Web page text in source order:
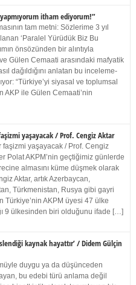
itham ediyorum!”
tam metni: Sözlerime 3 yıl
‘Paralel Yürüdük Biz Bu
önsözünden bir alıntıyla
Gülen Cemaati arasındaki mafyatik
dağıldığını anlatan bu inceleme-
“Türkiye’yi siyasal ve toplumsal
ile Gülen Cemaati’nin
yaşayacak / Prof. Cengiz Aktar
yaşayacak / Prof. Cengiz
Polat AKPM’nin geçtiğimiz günlerde
almasını küme düşmek olarak
Aktar, artık Azerbaycan,
Türkmenistan, Rusya gibi gayri
Türkiye’nin AKPM üyesi 47 ülke
9 ülkesinden biri olduğunu ifade […]
kaynak hayattır’ / Didem Gülçin
duygu ya da düşünceden
bu edebi türü anlama değil